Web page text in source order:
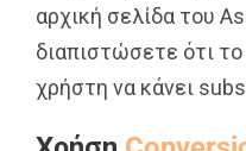
αρχική σελίδα του
διαπιστώσετε ότι
χρήστη να κάνει